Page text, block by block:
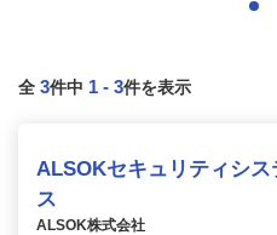
全 3件中 1 - 3件を表示
ALSOKセキュリティシ
ス
ALSOK株式会社